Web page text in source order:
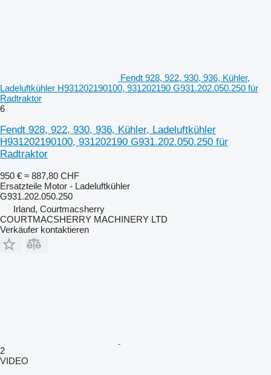
Fendt 928, 922, 930, 936, Kühler,
Ladeluftkühler H931202190100, 931202190 G931.202.050.250 für
Radtraktor
6
Fendt 928, 922, 930, 936, Kühler, Ladeluftkühler
H931202190100, 931202190 G931.202.050.250 für
Radtraktor
950 € ≈ 887,80 CHF
Ersatzteile Motor - Ladeluftkühler
G931.202.050.250
Irland, Courtmacsherry
COURTMACSHERRY MACHINERY LTD
Verkäufer kontaktieren
2
VIDEO